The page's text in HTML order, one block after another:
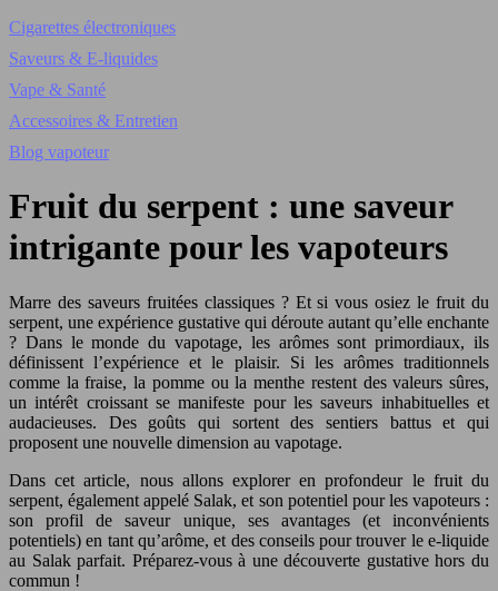
Cigarettes électroniques
Saveurs & E-liquides
Vape & Santé
Accessoires & Entretien
Blog vapoteur
Fruit du serpent : une saveur
intrigante pour les vapoteurs
Marre des saveurs fruitées classiques ? Et si vous osiez le fruit du
serpent, une expérience gustative qui déroute autant qu’elle enchante
? Dans le monde du vapotage, les arômes sont primordiaux, ils
définissent l’expérience et le plaisir. Si les arômes traditionnels
comme la fraise, la pomme ou la menthe restent des valeurs sûres,
un intérêt croissant se manifeste pour les saveurs inhabituelles et
audacieuses. Des goûts qui sortent des sentiers battus et qui
proposent une nouvelle dimension au vapotage.
Dans cet article, nous allons explorer en profondeur le fruit du
serpent, également appelé Salak, et son potentiel pour les vapoteurs :
son profil de saveur unique, ses avantages (et inconvénients
potentiels) en tant qu’arôme, et des conseils pour trouver le e-liquide
au Salak parfait. Préparez-vous à une découverte gustative hors du
commun !